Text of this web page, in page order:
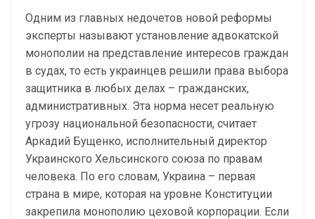
Одним из главных недочетов новой реформы
эксперты называют установление адвокатской
монополии на представление интересов граждан
в судах, то есть украинцев решили права выбора
защитника в любых делах – гражданских,
административных. Эта норма несет реальную
угрозу национальной безопасности, считает
Аркадий Бущенко, исполнительный директор
Украинского Хельсинского союза по правам
человека. По его словам, Украина – первая
страна в мире, которая на уровне Конституции
закрепила монополию цеховой корпорации. Если